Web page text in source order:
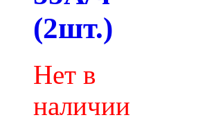
(2шт.)
Нет в
наличии